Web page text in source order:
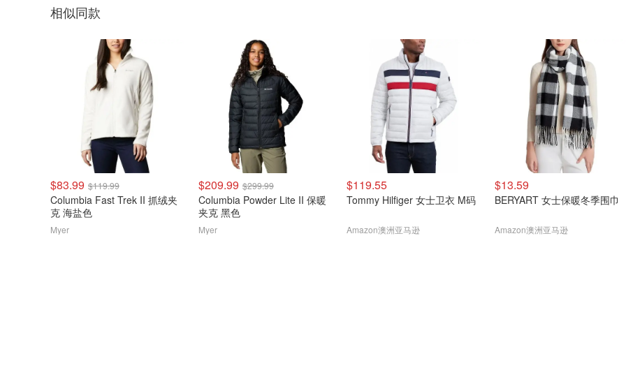
相似同款
$83.99 $119.99
Columbia Fast Trek II 抓绒夹
克 海盐色
Myer
$209.99 $299.99
Columbia Powder Lite II 保暖
夹克 黑色
Myer
$119.55
Tommy Hilfiger 女士卫衣 M码
Amazon澳洲亚马逊
$13.59
BERYART 女士保暖冬季围巾
Amazon澳洲亚马逊